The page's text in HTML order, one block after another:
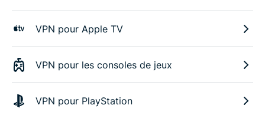
VPN pour Apple TV
VPN pour les consoles de jeux
VPN pour PlayStation